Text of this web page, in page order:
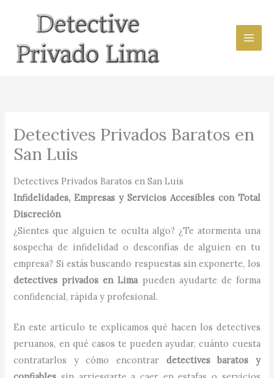
contenido
Detectives Privados Baratos en
San Luis
Detectives Privados Baratos en San Luis
Infidelidades, Empresas y Servicios Accesibles con Total
Discreción
¿Sientes que alguien te oculta algo? ¿Te atormenta una
sospecha de infidelidad o desconfías de alguien en tu
empresa? Si estás buscando respuestas sin exponerte, los
detectives privados en Limapueden ayudarte de forma
confidencial, rápida y profesional.
En este artículo te explicamos qué hacen los detectives
peruanos, en qué casos te pueden ayudar, cuánto cuesta
contratarlos y cómo encontrar detectives baratos y